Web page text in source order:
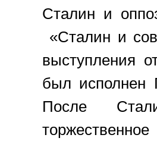
Сталин и
«Сталин и
выступления
был
После